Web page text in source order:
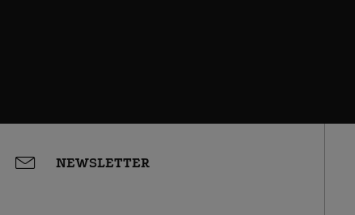
NEWSLETTER